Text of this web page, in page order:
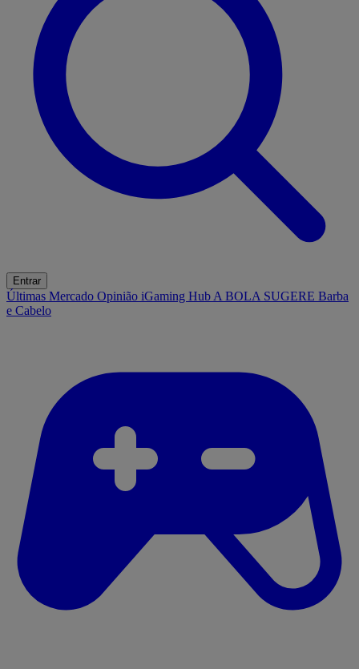
Entrar
Últimas Mercado Opinião iGaming Hub A BOLA SUGERE Barba
e Cabelo